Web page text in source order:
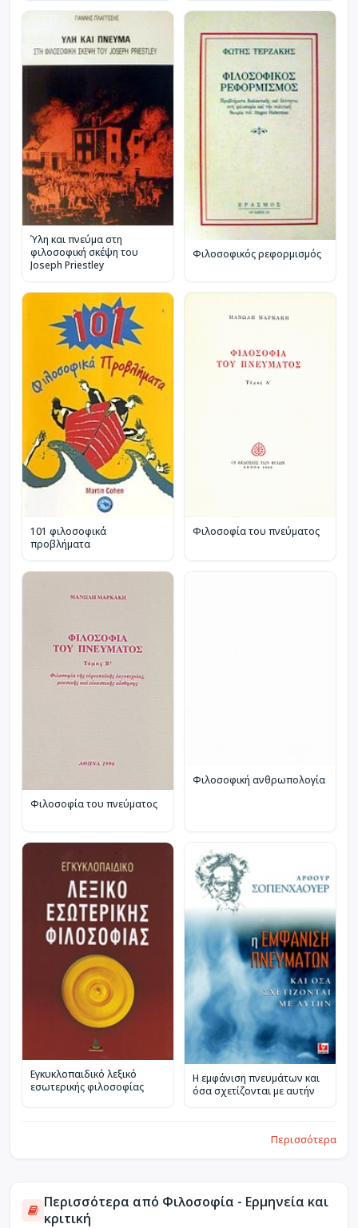
Ύλη και πνεύμα στη
φιλοσοφική σκέψη του
Joseph Priestley
Φιλοσοφικός ρεφορμισμός
101 φιλοσοφικά
προβλήματα
Φιλοσοφία του πνεύματος
Φιλοσοφία του πνεύματος
Φιλοσοφική ανθρωπολογία
Εγκυκλοπαιδικό λεξικό
εσωτερικής φιλοσοφίας
Η εμφάνιση πνευμάτων και
όσα σχετίζονται με αυτήν
Περισσότερα
Περισσότερα από Φιλοσοφία - Ερμηνεία και
κριτική